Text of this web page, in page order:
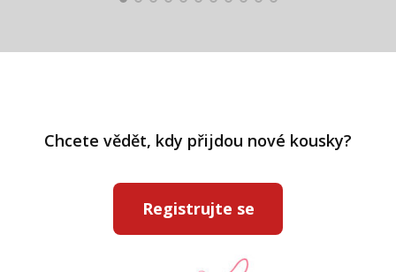
Chcete vědět, kdy přijdou nové kousky?
Registrujte se